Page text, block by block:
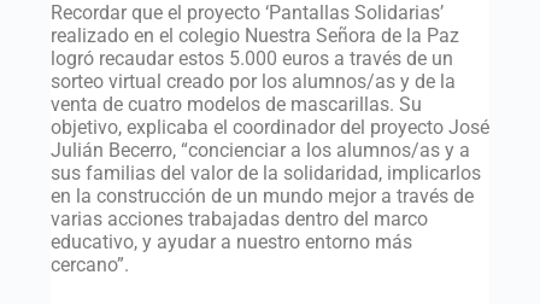
Recordar que el proyecto ‘Pantallas Solidarias’
realizado en el colegio Nuestra Señora de la Paz
logró recaudar estos 5.000 euros a través de un
sorteo virtual creado por los alumnos/as y de la
venta de cuatro modelos de mascarillas. Su
objetivo, explicaba el coordinador del proyecto José
Julián Becerro, “concienciar a los alumnos/as y a
sus familias del valor de la solidaridad, implicarlos
en la construcción de un mundo mejor a través de
varias acciones trabajadas dentro del marco
educativo, y ayudar a nuestro entorno más
cercano”.